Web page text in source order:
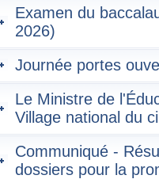
Examen du
2026)
Journée portes
Le Ministre de
Village national du
Communiqué -
dossiers pour la